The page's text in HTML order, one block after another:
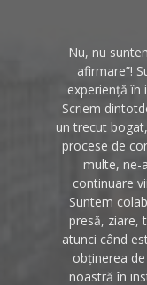
Nu, nu
afirmare”!
experiență în
Scriem
un trecut
procese de
multe, ne-
continuare
Suntem
presă, ziare,
atunci când
obținerea
noastră în